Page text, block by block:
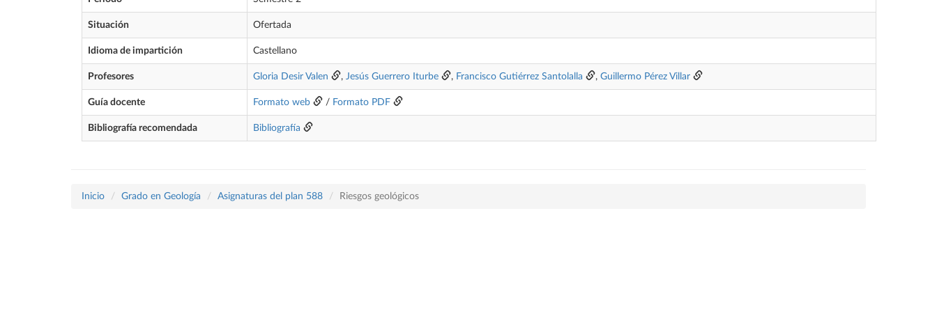
Situación Ofertada
Idioma de impartición Castellano
Profesores Gloria Desir Valen , Jesús Guerrero Iturbe , Francisco Gutiérrez Santolalla , Guillermo Pérez Villar
Guía docente Formato web / Formato PDF
Bibliografía recomendada Bibliografía
Inicio Grado en Geología Asignaturas del plan 588 Riesgos geológicos